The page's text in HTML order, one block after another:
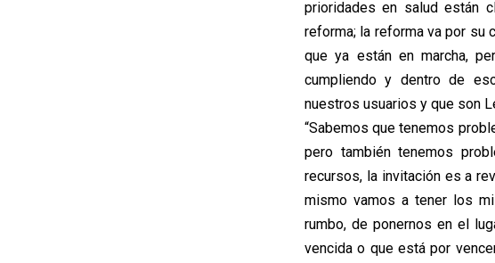
prioridades en salud están
reforma; la reforma va por su
que ya están en marcha,
cumpliendo y dentro de
nuestros usuarios y que son
“Sabemos que tenemos
pero también tenemos
recursos, la invitación es a
mismo vamos a tener los
rumbo, de ponernos en el
vencida o que está por